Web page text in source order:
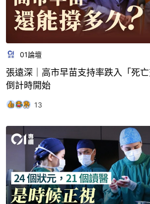
01論壇
張遠深｜高市早苗支持率跌入「死
倒計時開始
13